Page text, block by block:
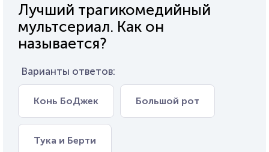
Лучший трагикомедийный
мультсериал. Как он
называется?
Варианты ответов:
Конь БоДжек Большой рот
Тука и Берти